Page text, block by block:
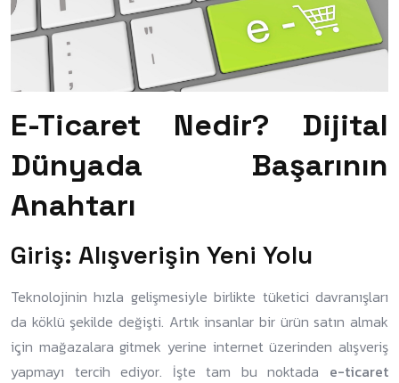
E-Ticaret Nedir? Dijital
Dünyada Başarının
Anahtarı
Giriş: Alışverişin Yeni Yolu
Teknolojinin hızla gelişmesiyle birlikte tüketici davranışları
da köklü şekilde değişti. Artık insanlar bir ürün satın almak
için mağazalara gitmek yerine internet üzerinden alışveriş
yapmayı tercih ediyor. İşte tam bu noktada e-ticaret